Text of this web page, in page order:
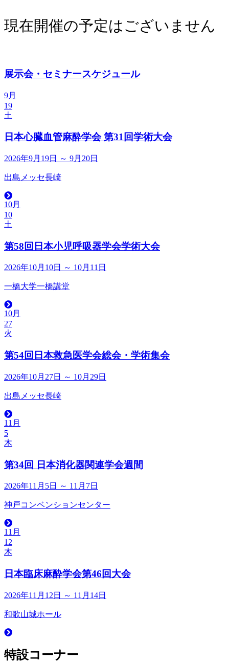
現在開催の予定はございません
展示会・セミナースケジュール
9月
19
土
日本心臓血管麻酔学会 第31回学術大会
2026年9月19日 ～ 9月20日
出島メッセ長崎
10月
10
土
第58回日本小児呼吸器学会学術大会
2026年10月10日 ～ 10月11日
一橋大学一橋講堂
10月
27
火
第54回日本救急医学会総会・学術集会
2026年10月27日 ～ 10月29日
出島メッセ長崎
11月
5
木
第34回 日本消化器関連学会週間
2026年11月5日 ～ 11月7日
神戸コンベンションセンター
11月
12
木
日本臨床麻酔学会第46回大会
2026年11月12日 ～ 11月14日
和歌山城ホール
特設コーナー